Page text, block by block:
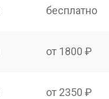
бесплатно
от 1800 ₽
от 2350 ₽